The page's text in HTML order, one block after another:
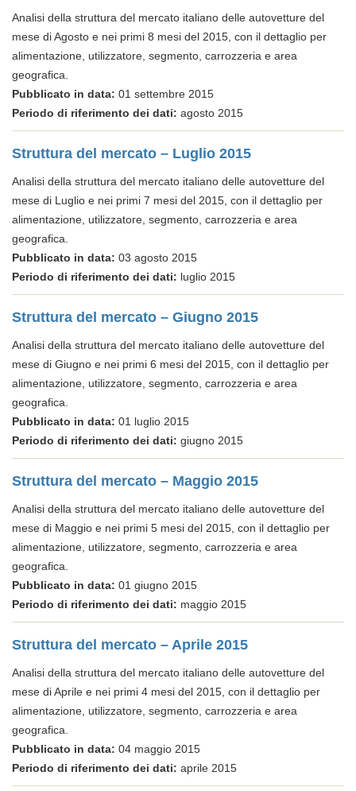
Analisi della struttura del mercato italiano delle autovetture del
mese di Agosto e nei primi 8 mesi del 2015, con il dettaglio per
alimentazione, utilizzatore, segmento, carrozzeria e area
geografica.
Pubblicato in data: 01 settembre 2015
Periodo di riferimento dei dati: agosto 2015
Struttura del mercato – Luglio 2015
Analisi della struttura del mercato italiano delle autovetture del
mese di Luglio e nei primi 7 mesi del 2015, con il dettaglio per
alimentazione, utilizzatore, segmento, carrozzeria e area
geografica.
Pubblicato in data: 03 agosto 2015
Periodo di riferimento dei dati: luglio 2015
Struttura del mercato – Giugno 2015
Analisi della struttura del mercato italiano delle autovetture del
mese di Giugno e nei primi 6 mesi del 2015, con il dettaglio per
alimentazione, utilizzatore, segmento, carrozzeria e area
geografica.
Pubblicato in data: 01 luglio 2015
Periodo di riferimento dei dati: giugno 2015
Struttura del mercato – Maggio 2015
Analisi della struttura del mercato italiano delle autovetture del
mese di Maggio e nei primi 5 mesi del 2015, con il dettaglio per
alimentazione, utilizzatore, segmento, carrozzeria e area
geografica.
Pubblicato in data: 01 giugno 2015
Periodo di riferimento dei dati: maggio 2015
Struttura del mercato – Aprile 2015
Analisi della struttura del mercato italiano delle autovetture del
mese di Aprile e nei primi 4 mesi del 2015, con il dettaglio per
alimentazione, utilizzatore, segmento, carrozzeria e area
geografica.
Pubblicato in data: 04 maggio 2015
Periodo di riferimento dei dati: aprile 2015